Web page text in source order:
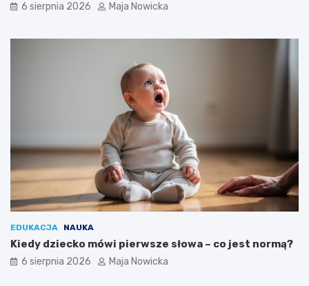
6 sierpnia 2026 Maja Nowicka
EDUKACJA NAUKA
Kiedy dziecko mówi pierwsze słowa – co jest normą?
6 sierpnia 2026 Maja Nowicka